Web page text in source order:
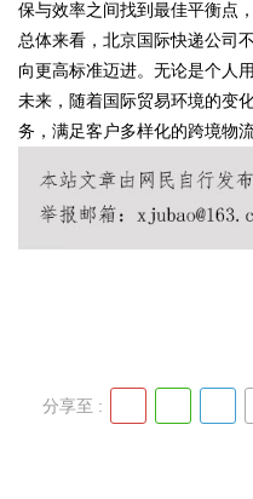
!
保与效率之间找到最佳平衡点
总体来看，北京国际快递公司
向更高标准迈进。无论是个人
未来，随着国际贸易环境的变
务，满足客户多样化的跨境物
分享至 :